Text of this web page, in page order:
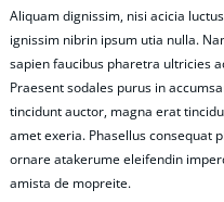
Aliquam dignissim, nisi acicia
ignissim nibrin ipsum utia nulla.
sapien faucibus pharetra ultricies
Praesent sodales purus in
tincidunt auctor, magna erat
amet exeria. Phasellus consequat
ornare atakerume eleifendin
amista de mopreite.